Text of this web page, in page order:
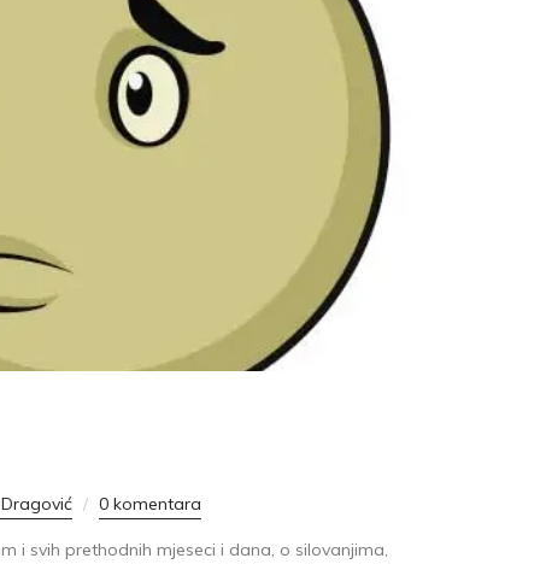
0 komentara
i svih prethodnih mjeseci i dana, o silovanjima,